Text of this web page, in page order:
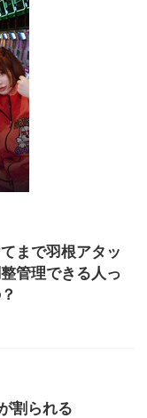
まで羽根アタッ
管理できる人っ
割られる